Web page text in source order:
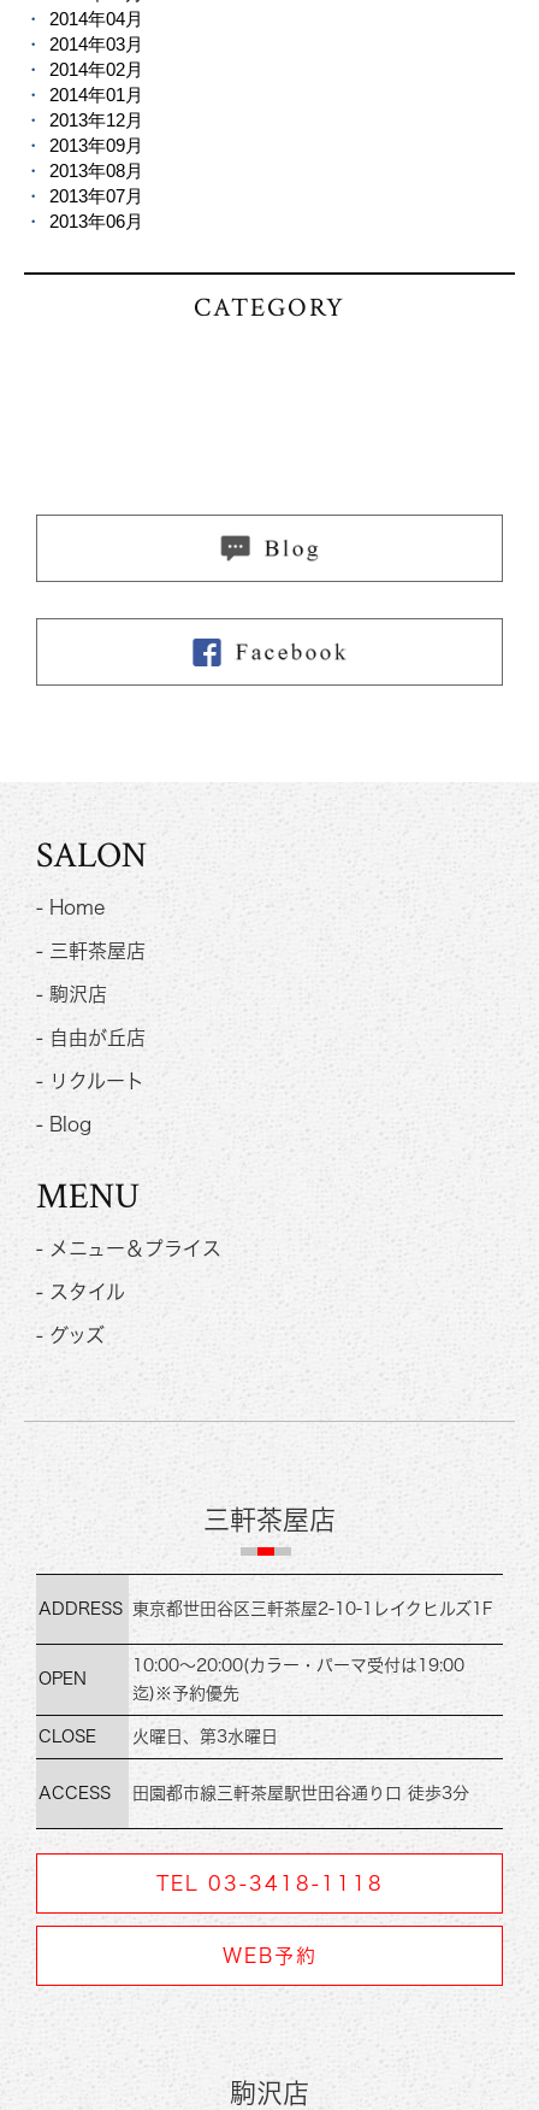
2014年04月
2014年03月
2014年02月
2014年01月
2013年12月
2013年09月
2013年08月
2013年07月
2013年06月
CATEGORY
SALON
- Home
- 三軒茶屋店
- 駒沢店
- 自由が丘店
- リクルート
- Blog
MENU
- メニュー＆プライス
- スタイル
- グッズ
三軒茶屋店
ADDRESS 東京都世田谷区三軒茶屋2-10-1 レイクヒルズ1F
OPEN
10:00～20:00(カラー・パーマ受付は19:00
迄) ※予約優先
CLOSE 火曜日、第3水曜日
ACCESS 田園都市線 三軒茶屋駅世田谷通り口 徒歩3分
TEL 03-3418-1118
WEB予約
駒沢店